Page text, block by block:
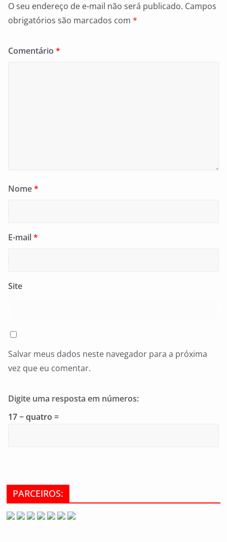
O seu endereço de e-mail não será publicado. Campos
obrigatórios são marcados com *
Comentário *
Nome*
E-mail*
Site
Salvar meus dados neste navegador para a próxima
vez que eu comentar.
Digite uma resposta em números:
17 − quatro =
PARCEIROS: